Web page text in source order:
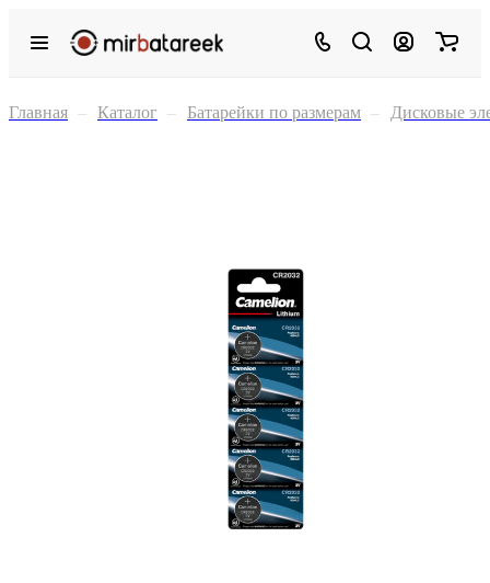
Главная – Каталог – Батарейки по размерам – Дисковые